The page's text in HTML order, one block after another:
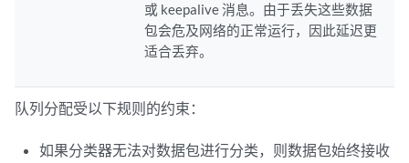
或 keepalive 消息。由于丢失这些数据
包会危及网络的正常运行，因此延迟更
适合丢弃。
队列分配受以下规则的约束：
如果分类器无法对数据包进行分类，则数据包始终接收